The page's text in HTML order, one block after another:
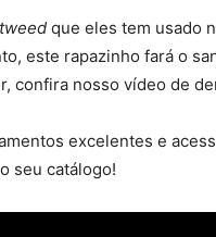
tweed que eles tem usado
este rapazinho fará o
confira nosso vídeo de
excelentes e
seu catálogo!